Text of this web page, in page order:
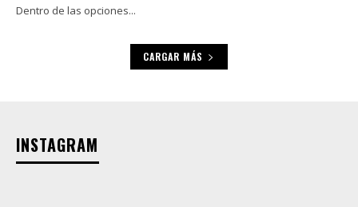
Dentro de las opciones...
CARGAR MÁS
INSTAGRAM